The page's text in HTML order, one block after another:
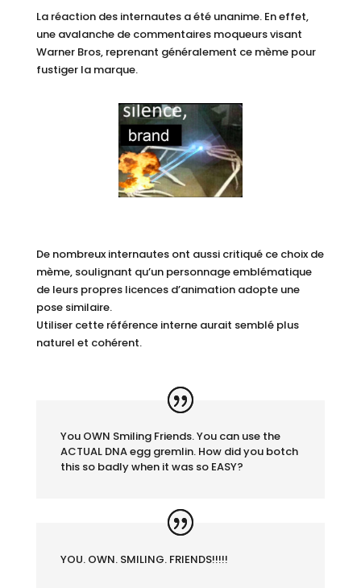
La réaction des internautes a été unanime. En effet,
une avalanche de commentaires moqueurs visant
Warner Bros, reprenant généralement ce mème pour
fustiger la marque.
De nombreux internautes ont aussi critiqué ce choix de
mème, soulignant qu’un personnage emblématique
de leurs propres licences d’animation adopte une
pose similaire.
Utiliser cette référence interne aurait semblé plus
naturel et cohérent.
You OWN Smiling Friends. You can use the
ACTUAL DNA egg gremlin. How did you botch
this so badly when it was so EASY?
YOU. OWN. SMILING. FRIENDS!!!!!